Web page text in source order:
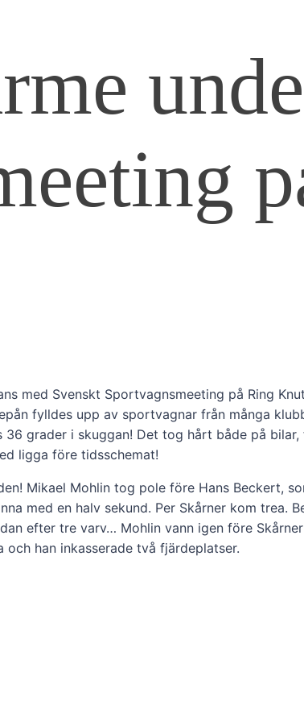
med Svenskt Sportvagnsmeeting på Ring
fylldes upp av sportvagnar från många
grader i skuggan! Det tog hårt både på
ligga före tidsschemat!
Mikael Mohlin tog pole före Hans Beckert,
med en halv sekund. Per Skårner kom
efter tre varv… Mohlin vann igen före
han inkasserade två fjärdeplatser.